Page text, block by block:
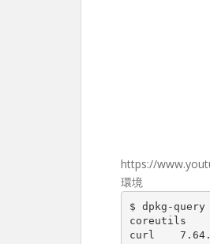
https://
環境
$ dpkg-
coreutils	8.30-3
curl	7.64.0-4+deb10u1